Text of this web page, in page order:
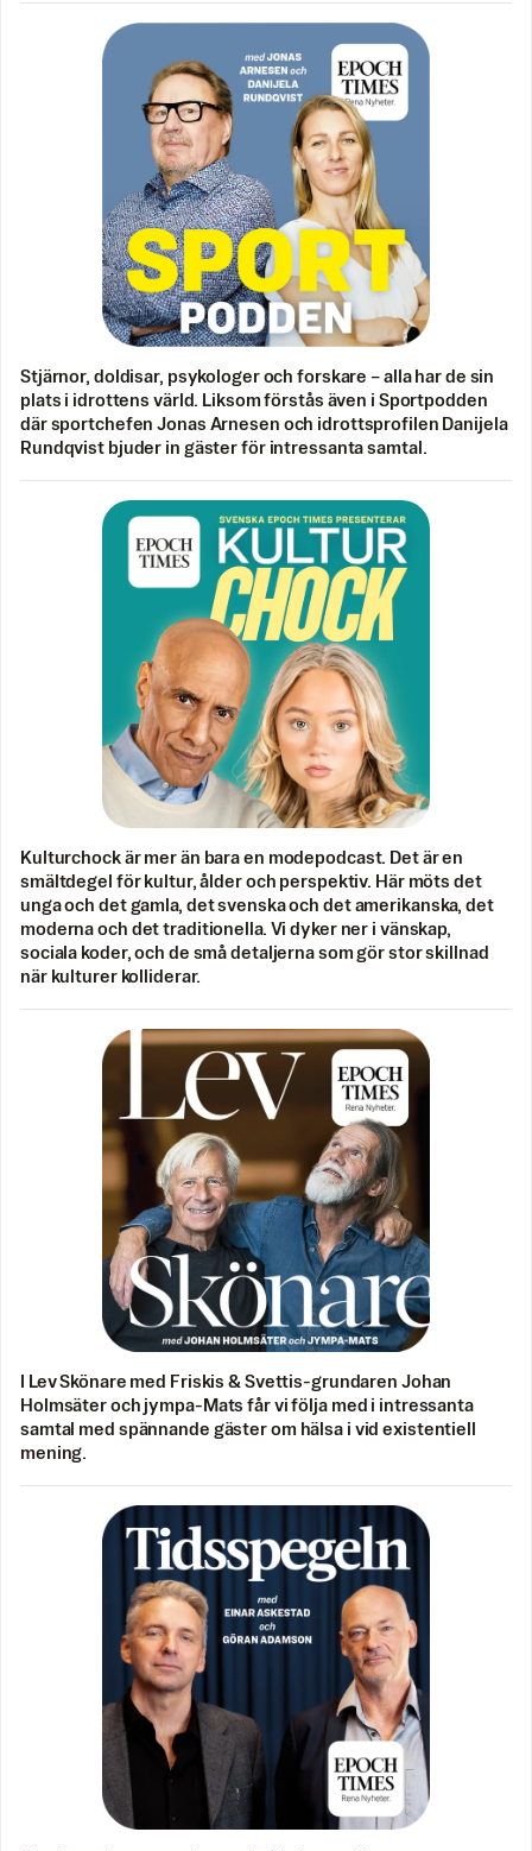
Stjärnor, doldisar, psykologer och forskare – alla har de sin
plats i idrottens värld. Liksom förstås även i Sportpodden
där sportchefen Jonas Arnesen och idrottsprofilen Danijela
Rundqvist bjuder in gäster för intressanta samtal.
Kulturchock är mer än bara en modepodcast. Det är en
smältdegel för kultur, ålder och perspektiv. Här möts det
unga och det gamla, det svenska och det amerikanska, det
moderna och det traditionella. Vi dyker ner i vänskap,
sociala koder, och de små detaljerna som gör stor skillnad
när kulturer kolliderar.
I Lev Skönare med Friskis & Svettis-grundaren Johan
Holmsäter och jympa-Mats får vi följa med i intressanta
samtal med spännande gäster om hälsa i vid existentiell
mening.